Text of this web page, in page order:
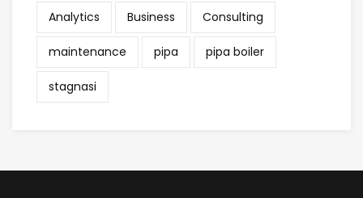
Analytics Business Consulting
maintenance pipa pipa boiler
stagnasi